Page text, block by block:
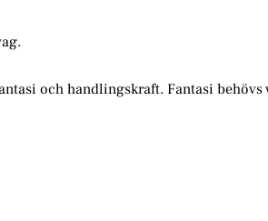
och handlingskraft. Fantasi